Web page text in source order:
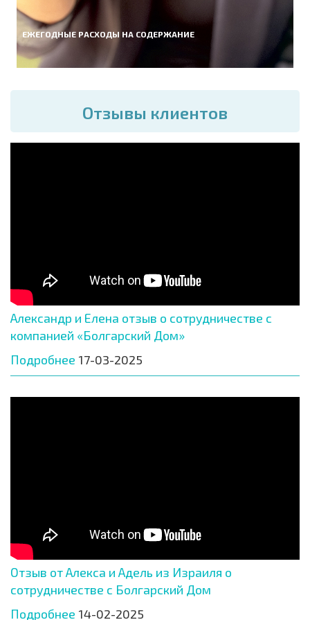
ЕЖЕГОДНЫЕ РАСХОДЫ НА СОДЕРЖАНИЕ
Отзывы клиентов
Александр и Елена отзыв о сотрудничестве с
компанией «Болгарский Дом»
Подробнее 17-03-2025
Отзыв от Алекса и Адель из Израиля о
сотрудничестве с Болгарский Дом
Подробнее 14-02-2025